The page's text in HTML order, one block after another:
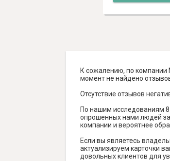
К сожалению, по компании
момент не найдено отзывов
Отсутствие отзывов
По нашим исследованиям
опрошенных нами людей
компании и вероятнее
Если вы являетесь
актуализируем карточки
довольных клиентов для